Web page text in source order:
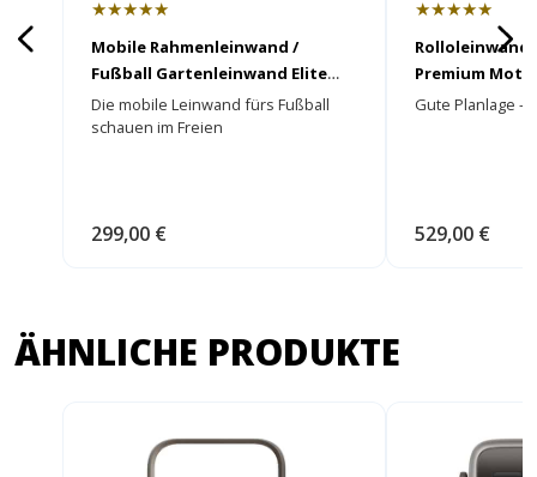
★★★★★
Mobile Rahmenleinwand /
Fußball Gartenleinwand Elite
Screens Yardmaster 2
Die mobile Leinwand fürs Fußball
schauen im Freien
299,00 €
★★★★★
Rolloleinwand
Premium
Gute Planlage -
529,00 €
ÄHNLICHE PRODUKTE